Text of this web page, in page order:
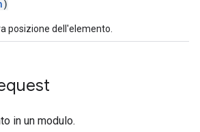
)
posizione dell'elemento.
in un modulo.